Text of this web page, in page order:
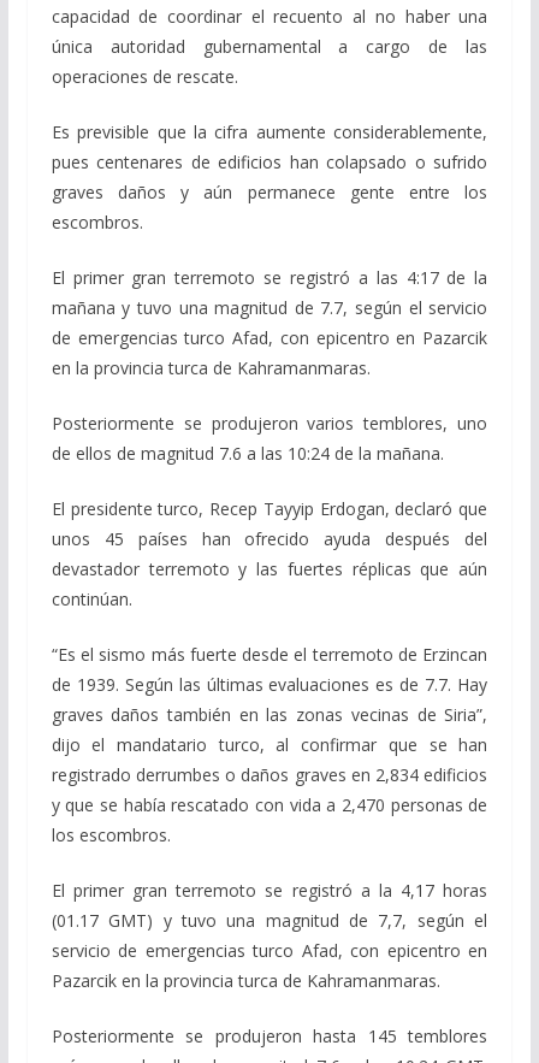
capacidad de coordinar el recuento al no haber una
única autoridad gubernamental a cargo de las
operaciones de rescate.
Es previsible que la cifra aumente considerablemente,
pues centenares de edificios han colapsado o sufrido
graves daños y aún permanece gente entre los
escombros.
El primer gran terremoto se registró a las 4:17 de la
mañana y tuvo una magnitud de 7.7, según el servicio
de emergencias turco Afad, con epicentro en Pazarcik
en la provincia turca de Kahramanmaras.
Posteriormente se produjeron varios temblores, uno
de ellos de magnitud 7.6 a las 10:24 de la mañana.
El presidente turco, Recep Tayyip Erdogan, declaró que
unos 45 países han ofrecido ayuda después del
devastador terremoto y las fuertes réplicas que aún
continúan.
“Es el sismo más fuerte desde el terremoto de Erzincan
de 1939. Según las últimas evaluaciones es de 7.7. Hay
graves daños también en las zonas vecinas de Siria”,
dijo el mandatario turco, al confirmar que se han
registrado derrumbes o daños graves en 2,834 edificios
y que se había rescatado con vida a 2,470 personas de
los escombros.
El primer gran terremoto se registró a la 4,17 horas
(01.17 GMT) y tuvo una magnitud de 7,7, según el
servicio de emergencias turco Afad, con epicentro en
Pazarcik en la provincia turca de Kahramanmaras.
Posteriormente se produjeron hasta 145 temblores